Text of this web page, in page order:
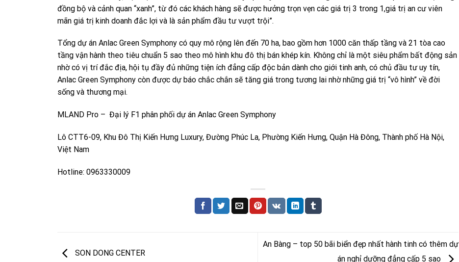
đồng bộ và cảnh quan “xanh”, từ đó các khách hàng sẽ được hưởng trọn vẹn các giá trị 3 trong 1,giá trị an cư viên
mãn giá trị kinh doanh đắc lợi và là sản phẩm đầu tư vượt trội”.
Tổng dự án Anlac Green Symphony có quy mô rộng lên đến 70 ha, bao gồm hơn 1000 căn thấp tầng và 21 tòa cao
tầng vận hành theo tiêu chuẩn 5 sao theo mô hình khu đô thị bán khép kín. Không chỉ là một siêu phẩm bất động sản
nhờ có vị trí đắc địa, hội tụ đầy đủ những tiện ích đẳng cấp độc bản dành cho giới tinh anh, có chủ đầu tư uy tín,
Anlac Green Symphony còn được dự báo chắc chắn sẽ tăng giá trong tương lai nhờ những giá trị “vô hình” về đời
sống và thương mại.
MLAND Pro – Đại lý F1 phân phối dự án Anlac Green Symphony
Lô CTT6-09, Khu Đô Thị Kiến Hưng Luxury, Đường Phúc La, Phường Kiến Hưng, Quận Hà Đông, Thành phố Hà Nội,
Việt Nam
Hotline: 0963330009
SON DONG CENTER
An Bàng – top 50 bãi biển đẹp nhất hành tinh có thêm dự
án nghỉ dưỡng đẳng cấp 5 sao